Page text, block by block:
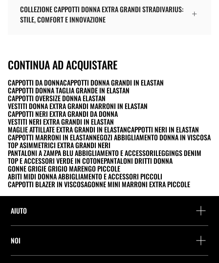
COLLEZIONE CAPPOTTI DONNA EXTRA GRANDI STRADIVARIUS:
STILE, COMFORT E INNOVAZIONE
CONTINUA AD ACQUISTARE
CAPPOTTI DA DONNACAPPOTTI DONNA GRANDI IN ELASTAN
CAPPOTTI DONNA TAGLIA GRANDE IN ELASTAN
CAPPOTTI OVERSIZE DONNA ELASTAN
VESTITI DONNA EXTRA GRANDI MARRONI IN ELASTAN
CAPPOTTI NERI EXTRA GRANDI DA DONNA
VESTITI NERI EXTRA GRANDI IN ELASTAN
MAGLIE ATTILLATE EXTRA GRANDI IN ELASTANCAPPOTTI NERI IN ELASTAN
CAPPOTTI MARRONI IN ELASTANNEGOZI ABBIGLIAMENTO DONNA IN VISCOSA
TOP ASIMMETRICI EXTRA GRANDI NERI
PANTALONI A ZAMPA BLU ABBIGLIAMENTO E ACCESSORILEGGINGS DENIM
TOP E ACCESSORI VERDE IN COTONEPANTALONI DRITTI DONNA
GONNE GRIGIE GRIGIO MARENGO PICCOLE
ABITI MIDI DONNA ABBIGLIAMENTO E ACCESSORI PICCOLI
CAPPOTTI BLAZER IN VISCOSAGONNE MINI MARRONI EXTRA PICCOLE
AIUTO
Rintraccia il tuo ordine
NOI